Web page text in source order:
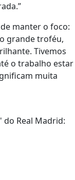
manter o foco:
grande troféu,
Tivemos
o trabalho estar
muita
do Real Madrid: